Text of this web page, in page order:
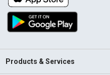
Products & Services